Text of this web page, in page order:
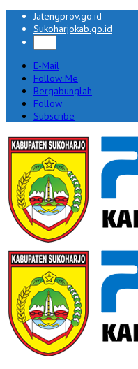
Jatengprov.go.id
Sukoharjokab.go.id
E-Mail
Follow Me
Bergabunglah
Follow
Subscribe